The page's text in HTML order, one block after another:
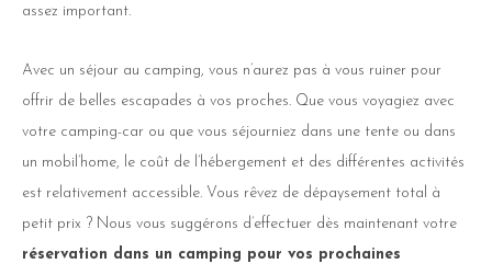
assez important.
Avec un séjour au camping, vous n’aurez pas à vous ruiner pour
offrir de belles escapades à vos proches. Que vous voyagiez avec
votre camping-car ou que vous séjourniez dans une tente ou dans
un mobil’home, le coût de l’hébergement et des différentes activités
est relativement accessible. Vous rêvez de dépaysement total à
petit prix ? Nous vous suggérons d’effectuer dès maintenant votre
réservation dans un camping pour vos prochaines